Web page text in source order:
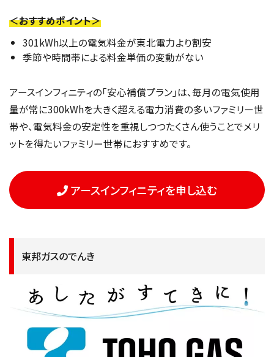
＜おすすめポイント＞
301kWh以上の電気料金が東北電力より割安
季節や時間帯による料金単価の変動がない
アースインフィニティの「安心補償プラン」は、毎月の電気使用
量が常に300kWhを大きく超える電力消費の多いファミリー世
帯や、電気料金の安定性を重視しつつたくさん使うことでメリ
ットを得たいファミリー世帯におすすめです。
アースインフィニティを申し込む
東邦ガスのでんき